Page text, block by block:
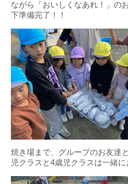
ながら「おいしくなあれ！」の
下準備完了！！
焼き場まで、グループのお友達
児クラスと4歳児クラスは一緒に